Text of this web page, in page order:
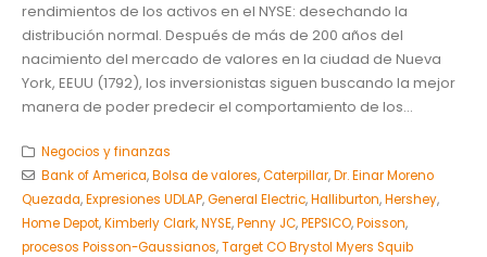
rendimientos de los activos en el NYSE: desechando la
distribución normal. Después de más de 200 años del
nacimiento del mercado de valores en la ciudad de Nueva
York, EEUU (1792), los inversionistas siguen buscando la mejor
manera de poder predecir el comportamiento de los...
Negocios y finanzas
Bank of America,Bolsa de valores,Caterpillar,Dr. Einar Moreno
Quezada,Expresiones UDLAP,General Electric,Halliburton,Hershey,
Home Depot,Kimberly Clark,NYSE,Penny JC,PEPSICO,Poisson,
procesos Poisson-Gaussianos,Target CO Brystol Myers Squib